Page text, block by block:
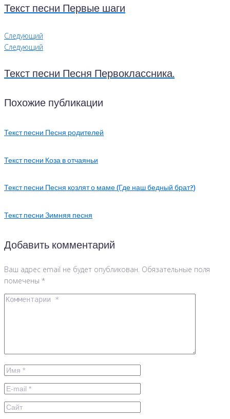
Текст песни Первые шаги
Следующий
Следующий
Текст песни Песня Первоклассника.
Похожие публикации
Текст песни Песня родителей
Текст песни Коза в отчаяньи
Текст песни Песня козлят о маме (Где наш бедный брат?)
Текст песни Зимняя песня
Добавить комментарий
Ваш адрес email не будет опубликован. Обязательные поля
помечены *